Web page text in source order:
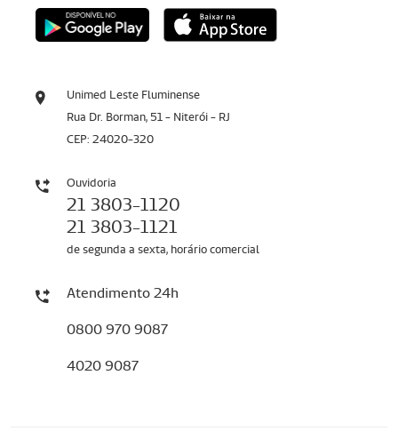
Unimed Leste Fluminense
Rua Dr. Borman, 51 - Niterói - RJ
CEP: 24020-320
Ouvidoria
21 3803-1120
21 3803-1121
de segunda a sexta, horário comercial
Atendimento 24h
0800 970 9087
4020 9087